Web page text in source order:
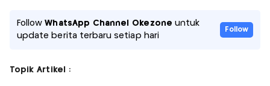
FollowWhatsApp Channel Okezone untuk
update berita terbaru setiap hari
Follow
Topik Artikel :